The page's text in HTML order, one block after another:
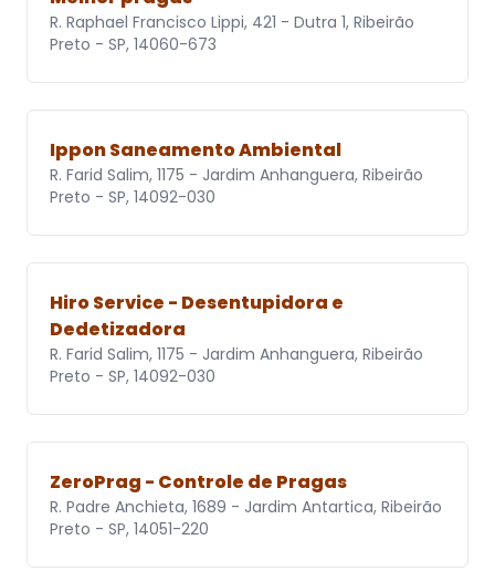
R. Raphael Francisco Lippi, 421 - Dutra 1, Ribeirão
Preto - SP, 14060-673
Ippon Saneamento Ambiental
R. Farid Salim, 1175 - Jardim Anhanguera, Ribeirão
Preto - SP, 14092-030
Hiro Service - Desentupidora e
Dedetizadora
R. Farid Salim, 1175 - Jardim Anhanguera, Ribeirão
Preto - SP, 14092-030
ZeroPrag - Controle de Pragas
R. Padre Anchieta, 1689 - Jardim Antartica, Ribeirão
Preto - SP, 14051-220